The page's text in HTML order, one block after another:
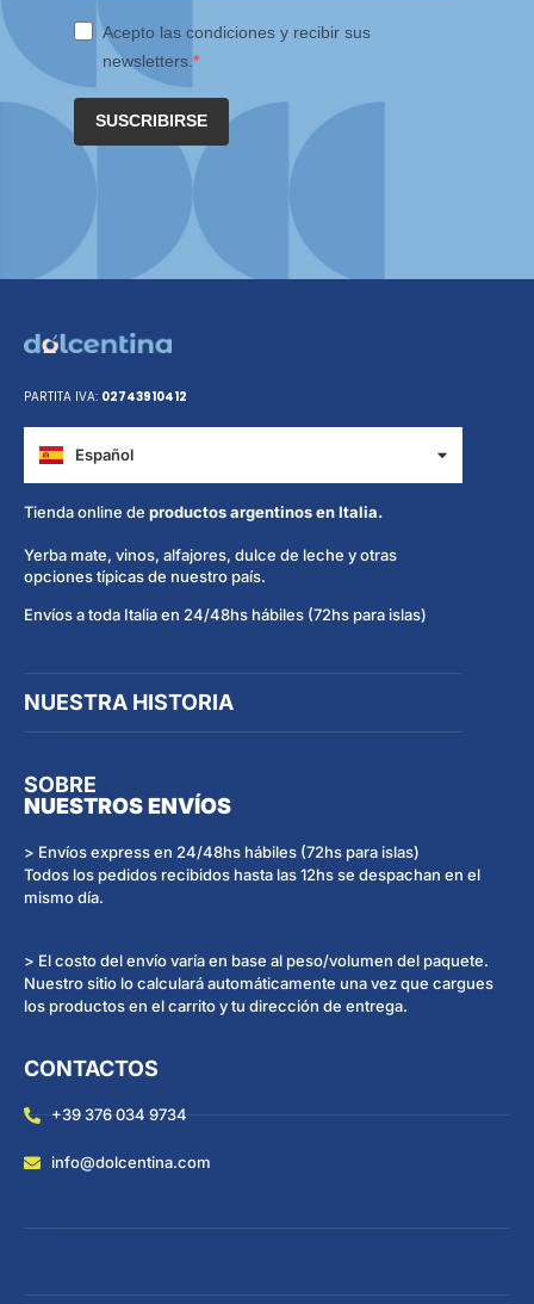
Acepto las condiciones y recibir sus
newsletters.
SUSCRIBIRSE
PARTITA IVA: 02743910412
Español
Italiano
Tienda online de productos argentinos en Italia.
Yerba mate, vinos, alfajores, dulce de leche y otras
opciones típicas de nuestro país.
Envíos a toda Italia en 24/48hs hábiles (72hs para islas)
NUESTRA HISTORIA
SOBRE
NUESTROS ENVÍOS
> Envíos express en 24/48hs hábiles (72hs para islas)
Todos los pedidos recibidos hasta las 12hs se despachan en el
mismo día.
> El costo del envío varía en base al peso/volumen del paquete.
Nuestro sitio lo calculará automáticamente una vez que cargues
los productos en el carrito y tu dirección de entrega.
CONTACTOS
+39 376 034 9734
info@dolcentina.com